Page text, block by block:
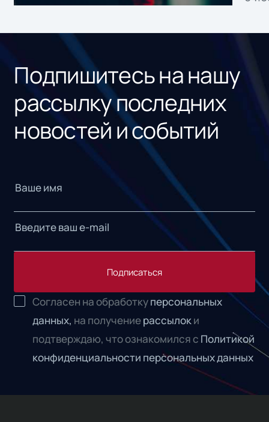
Подпишитесь на нашу
рассылку последних
новостей и событий
Подписаться
Согласен на обработкуперсональных
данных, на получениерассылоки
подтверждаю, что ознакомился с Политикой
конфиденциальности персональных данных